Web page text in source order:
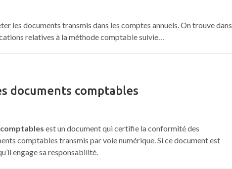
les documents transmis dans les comptes annuels. On trouve dans
relatives à la méthode comptable suivie…
documents comptables
est un document qui certifie la conformité des
comptables transmis par voie numérique. Si ce document est
engage sa responsabilité.